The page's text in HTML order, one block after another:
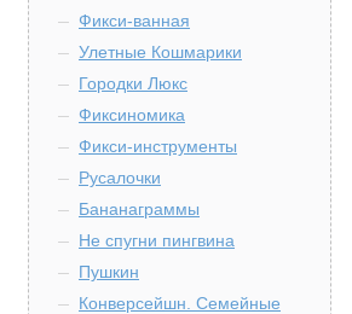
Фикси-ванная
Улетные Кошмарики
Городки Люкс
Фиксиномика
Фикси-инструменты
Русалочки
Бананаграммы
Не спугни пингвина
Пушкин
Конверсейшн. Семейные